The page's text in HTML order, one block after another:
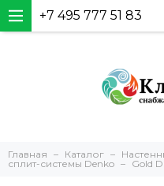
+7 495 777 51 83
Главная Каталог
сплит-системы Denko
Gold